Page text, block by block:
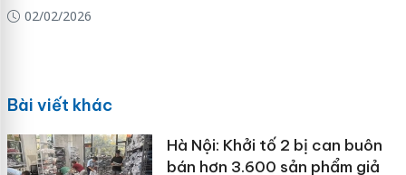
02/02/2026
Bài viết khác
Hà Nội: Khởi tố 2 bị can buôn
bán hơn 3.600 sản phẩm giả